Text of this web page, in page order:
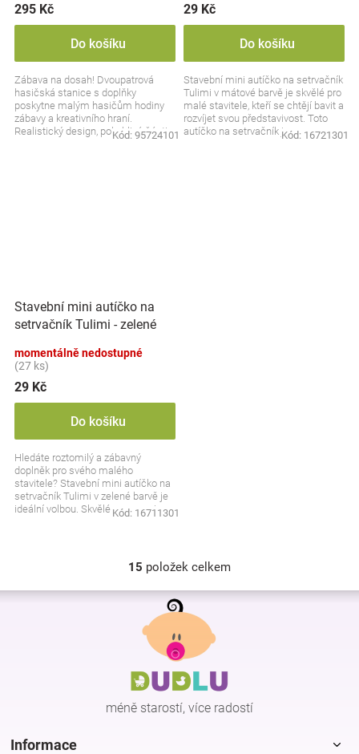
295 Kč
Do košíku
Zábava na dosah! Dvoupatrová
hasičská stanice s doplňky
poskytne malým hasičům hodiny
zábavy a kreativního hraní.
Realistický design, pohyblivé části a
Kód: 95724101
29 Kč
Do košíku
Stavební mini autíčko na setrvačník
Tulimi v mátové barvě je skvělé pro
malé stavitele, kteří se chtějí bavit a
rozvíjet svou představivost. Toto
autíčko na setrvačník je...
Kód: 16721301
Stavební mini autíčko na
setrvačník Tulimi - zelené
momentálně nedostupné
(27 ks)
29 Kč
Do košíku
Hledáte roztomilý a zábavný
doplněk pro svého malého
stavitele? Stavební mini autíčko na
setrvačník Tulimi v zelené barvě je
ideální volbou. Skvělé pro rozvoj
Kód: 16711301
O
v
l
d
a
c
í
p
r
15 položek celkem
Z
méně starostí, více radostí
Informace